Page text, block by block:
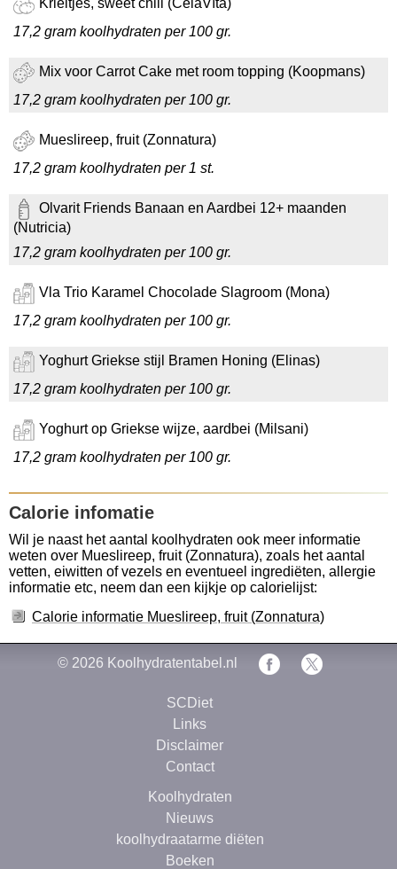
Krieltjes, sweet chili (CêlaVíta)
17,2 gram koolhydraten per 100 gr.
Mix voor Carrot Cake met room topping (Koopmans)
17,2 gram koolhydraten per 100 gr.
Mueslireep, fruit (Zonnatura)
17,2 gram koolhydraten per 1 st.
Olvarit Friends Banaan en Aardbei 12+ maanden
(Nutricia)
17,2 gram koolhydraten per 100 gr.
Vla Trio Karamel Chocolade Slagroom (Mona)
17,2 gram koolhydraten per 100 gr.
Yoghurt Griekse stijl Bramen Honing (Elinas)
17,2 gram koolhydraten per 100 gr.
Yoghurt op Griekse wijze, aardbei (Milsani)
17,2 gram koolhydraten per 100 gr.
Calorie infomatie
Wil je naast het aantal koolhydraten ook meer informatie
weten over Mueslireep, fruit (Zonnatura), zoals het aantal
vetten, eiwitten of vezels en eventueel ingrediëten, allergie
informatie etc, neem dan een kijkje op calorielijst:
Calorie informatie Mueslireep, fruit (Zonnatura)
© 2026 Koolhydratentabel.nl
SCDiet
Links
Disclaimer
Contact
Koolhydraten
Nieuws
koolhydraatarme diëten
Boeken